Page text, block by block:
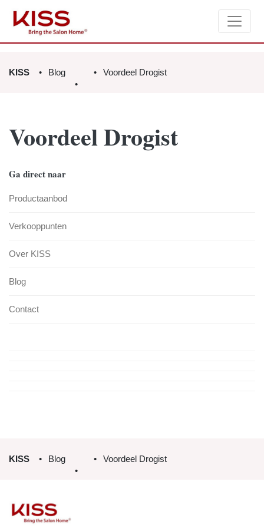
KISS Blog Voordeel Drogist
Voordeel Drogist
Ga direct naar
Productaanbod
Verkooppunten
Over KISS
Blog
Contact
KISS Blog Voordeel Drogist